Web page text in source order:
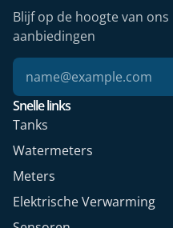
Snelle links
Tanks
Watermeters
Meters
Elektrische Verwarming
Blijf op de hoogte van
aanbiedingen